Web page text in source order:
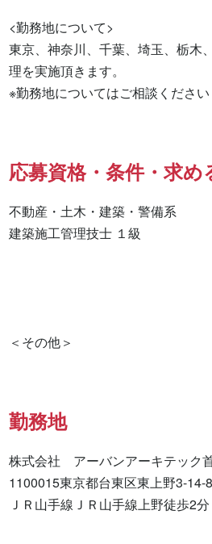
<勤務地について>
東京、神奈川、千葉、埼玉、栃木
理を実施頂きます。
※勤務地についてはご相談ください
応募資格・条件・求め
不動産・土木・建築・警備系
建築施工管理技士 １級
勤務地
株式会社　アーバンアーキテック
1100015東京都台東区東上野3-14-
ＪＲ山手線ＪＲ山手線上野徒歩2分